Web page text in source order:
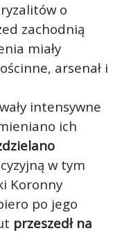
o
zachodnią
miały
arsenał i
intensywne
ich
w tym
Koronny
po jego
przeszedł na